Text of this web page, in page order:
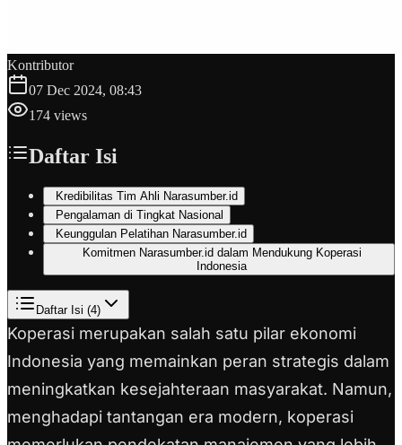
Kontributor
07 Dec 2024, 08:43
174 views
Daftar Isi
Kredibilitas Tim Ahli Narasumber.id
Pengalaman di Tingkat Nasional
Keunggulan Pelatihan Narasumber.id
Komitmen Narasumber.id dalam Mendukung Koperasi
Indonesia
Daftar Isi (4)
Koperasi merupakan salah satu pilar ekonomi
Indonesia yang memainkan peran strategis dalam
meningkatkan kesejahteraan masyarakat. Namun,
menghadapi tantangan era modern, koperasi